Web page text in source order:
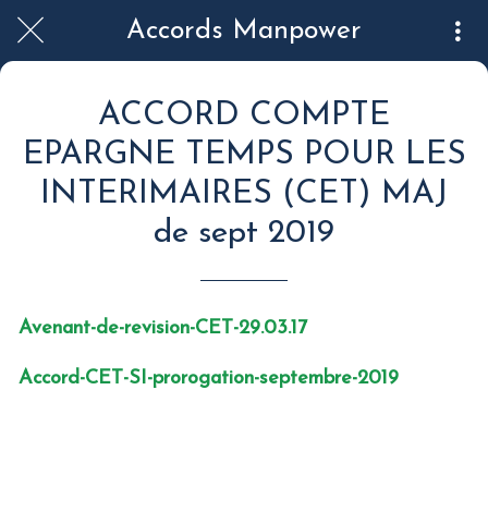
Accords Manpower
ACCORD COMPTE
EPARGNE TEMPS POUR LES
INTERIMAIRES (CET) MAJ
de sept 2019
Avenant-de-revision-CET-29.03.17
Accord-CET-SI-prorogation-septembre-2019